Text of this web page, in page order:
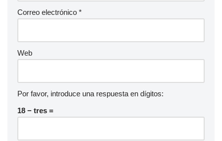
Correo electrónico *
Web
Por favor, introduce una respuesta en dígitos:
18 − tres =